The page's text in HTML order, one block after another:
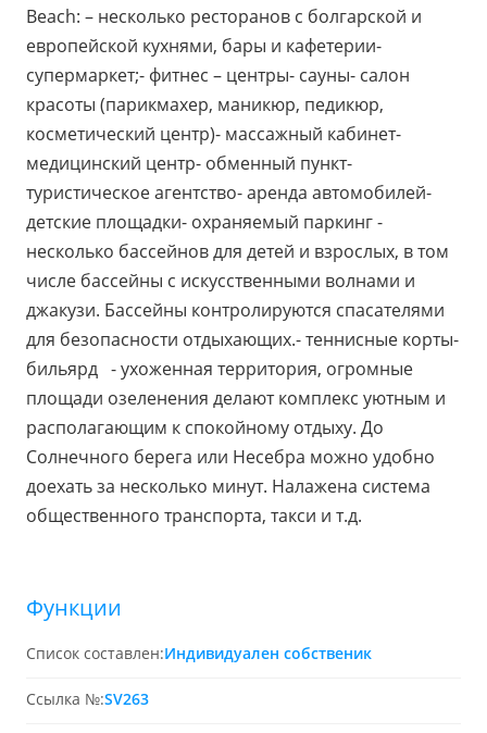
Beach: – несколько ресторанов с болгарской и
европейской кухнями, бары и кафетерии-
супермаркет;- фитнес – центры- сауны- салон
красоты (парикмахер, маникюр, педикюр,
косметический центр)- массажный кабинет-
медицинский центр- обменный пункт-
туристическое агентство- аренда автомобилей-
детские площадки- охраняемый паркинг -
несколько бассейнов для детей и взрослых, в том
числе бассейны с искусственными волнами и
джакузи. Бассейны контролируются спасателями
для безопасности отдыхающих.- теннисные корты-
бильярд - ухоженная территория, огромные
площади озеленения делают комплекс уютным и
располагающим к спокойному отдыху. До
Солнечного берега или Несебра можно удобно
доехать за несколько минут. Налажена система
общественного транспорта, такси и т.д.
Функции
Список составлен:Индивидуален собственик
Ссылка №:SV263